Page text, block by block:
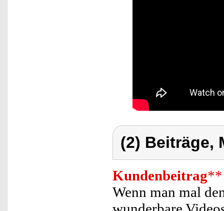
(2) Beiträge,
Kundenbeitrag**
Wenn man mal